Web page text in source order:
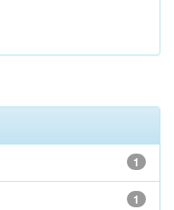
1
1